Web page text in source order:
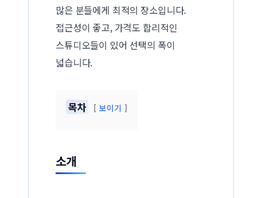
많은 분들에게 최적의 장소입니다.
접근성이 좋고, 가격도 합리적인
스튜디오들이 있어 선택의 폭이
넓습니다.
목차 보이기
소개